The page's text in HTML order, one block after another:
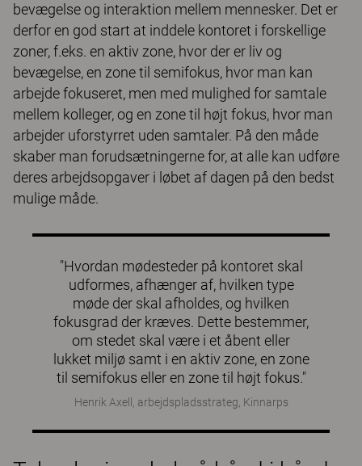
bevægelse og interaktion mellem mennesker. Det er
derfor en god start at inddele kontoret i forskellige
zoner, f.eks. en aktiv zone, hvor der er liv og
bevægelse, en zone til semifokus, hvor man kan
arbejde fokuseret, men med mulighed for samtale
mellem kolleger, og en zone til højt fokus, hvor man
arbejder uforstyrret uden samtaler. På den måde
skaber man forudsætningerne for, at alle kan udføre
deres arbejdsopgaver i løbet af dagen på den bedst
mulige måde.
"Hvordan mødesteder på kontoret skal
udformes, afhænger af, hvilken type
møde der skal afholdes, og hvilken
fokusgrad der kræves. Dette bestemmer,
om stedet skal være i et åbent eller
lukket miljø samt i en aktiv zone, en zone
til semifokus eller en zone til højt fokus."
Henrik Axell, arbejdspladsstrateg, Kinnarps